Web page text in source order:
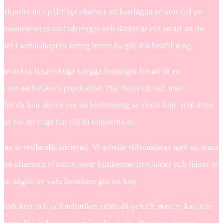
helt pålitliga chanser att kartlägga en stor del av
utvärderingar och därför är det smart att du
i webbshopens betyg innan du gör din beställning.
också fram riktigt snygga lösningar för att få en
om nätbutikens popularitet. Här finns till och med
du kan skriva ner en bedömning av deras köp, som även
för att väga hur nöjda kunderna är.
är reklamfinansierad. Vi arbetar tillsammans med ett team
eftersom vi annonserar butikernas produkter och tjänar in
någon av våra besökare gör ett köp.
och onlinebutiker stöds då och då, men vi kan inte